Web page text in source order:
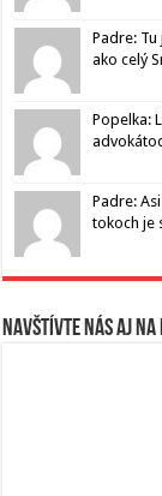
Padre:
ako celý
Popelka:
Padre:
tokoch je
Navštívte nás aj na